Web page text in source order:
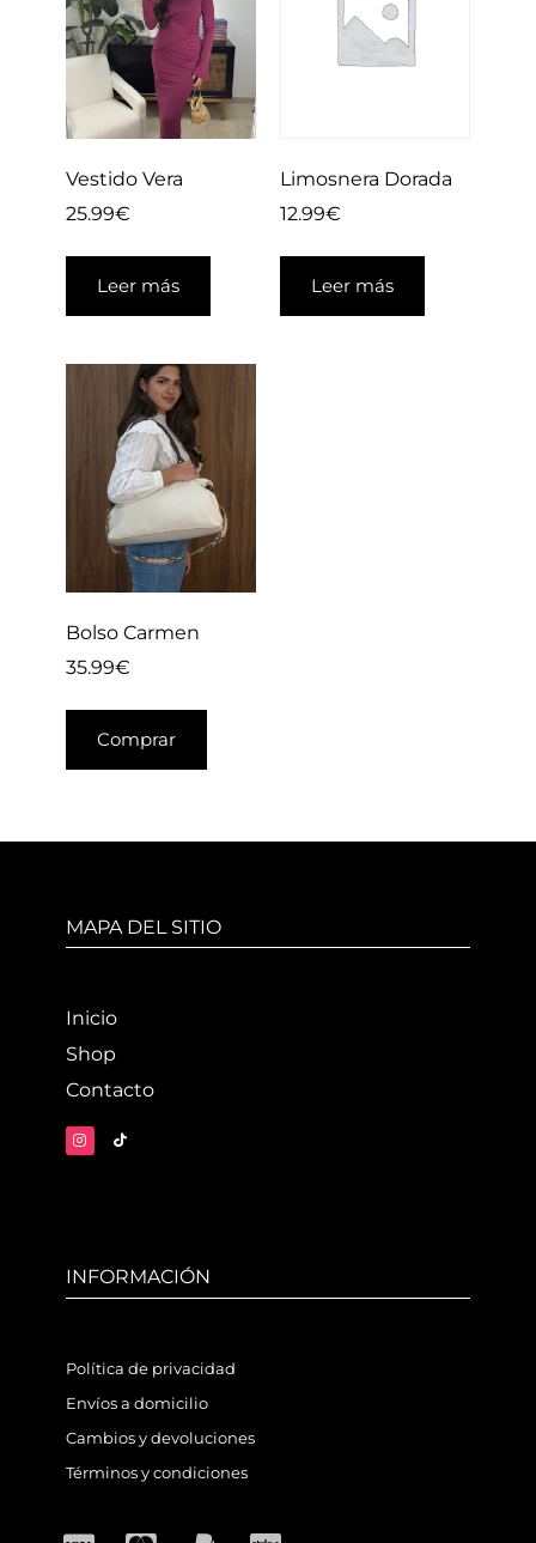
Vestido Vera
25.99€
Leer más
Limosnera Dorada
12.99€
Leer más
Bolso Carmen
35.99€
Comprar
MAPA DEL SITIO
Inicio
Shop
Contacto
INFORMACIÓN
Política de privacidad
Envíos a domicilio
Cambios y devoluciones
Términos y condiciones